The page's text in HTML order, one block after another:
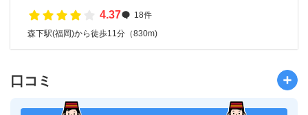
4.37
18件
森下駅(福岡)から徒歩11分（830m)
口コミ